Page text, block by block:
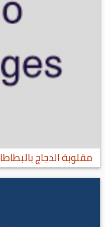
مقلوبة الدجاج بالبطاطا 2016